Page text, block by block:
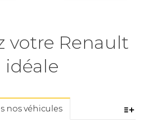
votre Renault
idéale
nos véhicules